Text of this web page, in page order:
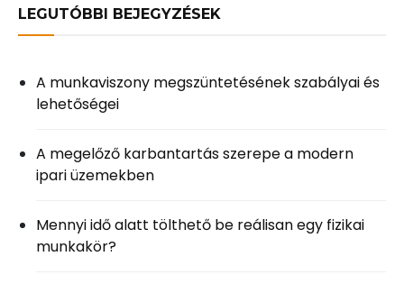
LEGUTÓBBI BEJEGYZÉSEK
A munkaviszony megszüntetésének szabályai és
lehetőségei
A megelőző karbantartás szerepe a modern
ipari üzemekben
Mennyi idő alatt tölthető be reálisan egy fizikai
munkakör?